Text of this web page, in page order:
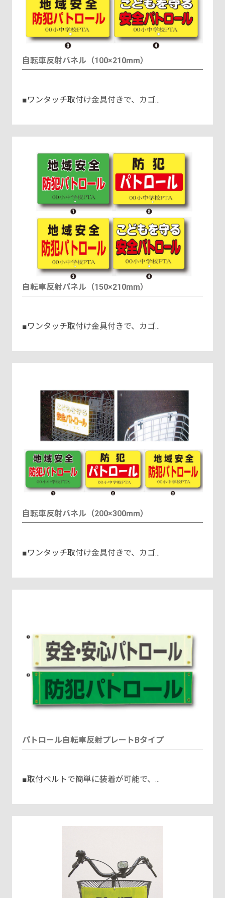
自転車反射パネル（100×210mm）
■ワンタッチ取付け金具付きで、カゴ...
自転車反射パネル（150×210mm）
■ワンタッチ取付け金具付きで、カゴ...
自転車反射パネル（200×300mm）
■ワンタッチ取付け金具付きで、カゴ...
パトロール自転車反射プレートBタイプ
■取付ベルトで簡単に装着が可能で、...